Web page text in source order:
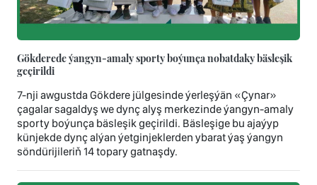
Gökderede ýangyn-amaly sporty boýunça nobatdaky bäsleşik
geçirildi
7-nji awgustda Gökdere jülgesinde ýerleşýän «Çynar»
çagalar sagaldyş we dynç alyş merkezinde ýangyn-amaly
sporty boýunça bäsleşik geçirildi. Bäsleşige bu ajaýyp
künjekde dynç alýan ýetginjeklerden ybarat ýaş ýangyn
söndürijileriň 14 topary gatnaşdy.